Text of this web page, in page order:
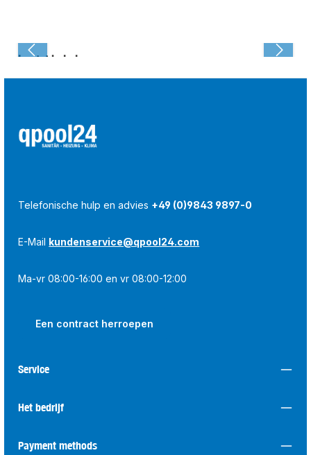
Laatst bekeken:
Telefonische hulp en advies +49 (0)9843 9897-0
E-Mail kundenservice@qpool24.com
Ma-vr 08:00-16:00 en vr 08:00-12:00
Een contract herroepen
Service
Het bedrijf
Payment methods